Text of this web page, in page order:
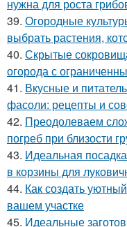
нужна для роста
39. Огородные
выбрать растения,
40. Скрытые
огорода с
41. Вкусные и
фасоли: рецепты и
42. Преодолеваем
погреб при близости
43. Идеальная
в корзины для
44. Как создать
вашем участке
45. Идеальные